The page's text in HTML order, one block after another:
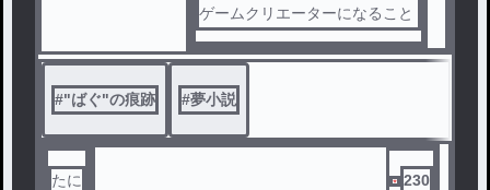
ゲームクリエーターになること
が"ゆめ"の男子高校生「りゅう
と」。
ゲームの製作中に起きた出来事
とは？
#"ばぐ"の痕跡 #夢小説
たに 230